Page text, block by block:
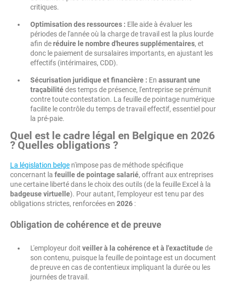
critiques.
Optimisation des ressources : Elle aide à évaluer les
périodes de l'année où la charge de travail est la plus lourde
afin deréduire le nombre d'heures supplémentaires, et
donc le paiement de sursalaires importants, en ajustant les
effectifs (intérimaires, CDD).
Sécurisation juridique et financière : En assurant une
traçabilitédes temps de présence, l'entreprise se prémunit
contre toute contestation. La feuille de pointage numérique
facilite le contrôle du temps de travail effectif, essentiel pour
la pré-paie.
Quel est le cadre légal en Belgique en 2026
? Quelles obligations ?
La législation belge n'impose pas de méthode spécifique
concernant la feuille de pointage salarié, offrant aux entreprises
une certaine liberté dans le choix des outils (de la feuille Excel à la
badgeuse virtuelle). Pour autant, l'employeur est tenu par des
obligations strictes, renforcées en 2026 :
Obligation de cohérence et de preuve
L'employeur doit veiller à la cohérence et à l'exactitudede
son contenu, puisque la feuille de pointage est un document
de preuve en cas de contentieux impliquant la durée ou les
journées de travail.